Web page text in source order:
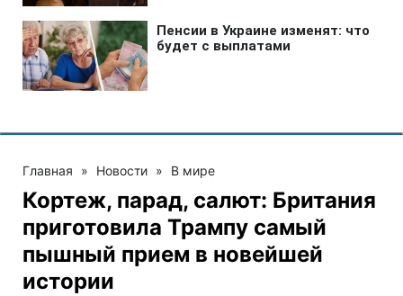
Главная » Новости » В мире
Кортеж, парад, салют: Британия
приготовила Трампу самый
пышный прием в новейшей
истории